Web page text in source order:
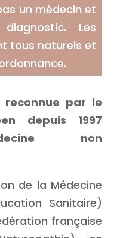
un médecin et
Les
tous naturels et
reconnue par le
depuis 1997
non
de la Médecine
Sanitaire)
française